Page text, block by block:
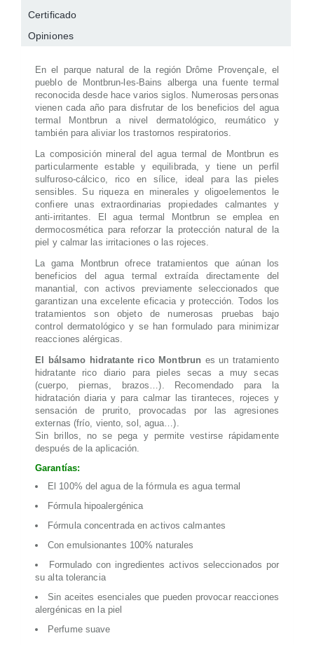
Certificado
Opiniones
En el parque natural de la región Drôme Provençale, el
pueblo de Montbrun-les-Bains alberga una fuente termal
reconocida desde hace varios siglos. Numerosas personas
vienen cada año para disfrutar de los beneficios del agua
termal Montbrun a nivel
dermatológico, reumático y
también para aliviar los trastornos respiratorios.
La composición mineral del agua termal de Montbrun es
particularmente estable y equilibrada, y tiene un perfil
sulfuroso-cálcico, rico en sílice, ideal para las pieles
sensibles. Su riqueza en minerales y oligoelementos le
confiere unas extraordinarias propiedades calmantes y
anti-irritantes. El agua termal Montbrun se emplea en
dermocosmética para reforzar la protección natural de la
piel y calmar las irritaciones o las rojeces.
La gama Montbrun ofrece tratamientos que aúnan los
beneficios del agua termal extraída directamente del
manantial, con activos previamente seleccionados que
garantizan una excelente eficacia y protección. Todos los
tratamientos son objeto de numerosas pruebas bajo
control dermatológico y se han formulado para minimizar
reacciones alérgicas.
El bálsamo hidratante rico Montbrun es un tratamiento
hidratante rico diario para pieles secas a muy secas
(cuerpo, piernas, brazos…). Recomendado para la
hidratación diaria y para calmar las tiranteces, rojeces y
sensación de prurito, provocadas por las agresiones
externas (frío, viento, sol, agua…).
Sin brillos, no se pega y permite vestirse rápidamente
después de la aplicación.
Garantías:
El 100% del agua de la fórmula es agua termal
Fórmula hipoalergénica
Fórmula concentrada en activos calmantes
Con emulsionantes 100% naturales
Formulado con ingredientes activos seleccionados por
su alta tolerancia
Sin aceites esenciales que pueden provocar reacciones
alergénicas en la piel
Perfume suave